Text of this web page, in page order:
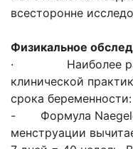
всесторонне
Физикальное
· Наиболее
клинической
срока беременности:
- Формула Naegele:
менструации